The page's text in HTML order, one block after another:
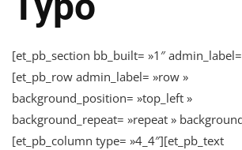
[et_pb_section bb_built= »1″
[et_pb_row admin_label= »row »
background_position= »top_left »
background_repeat= »repeat »
[et_pb_column type= »4_4″][et_pb_text